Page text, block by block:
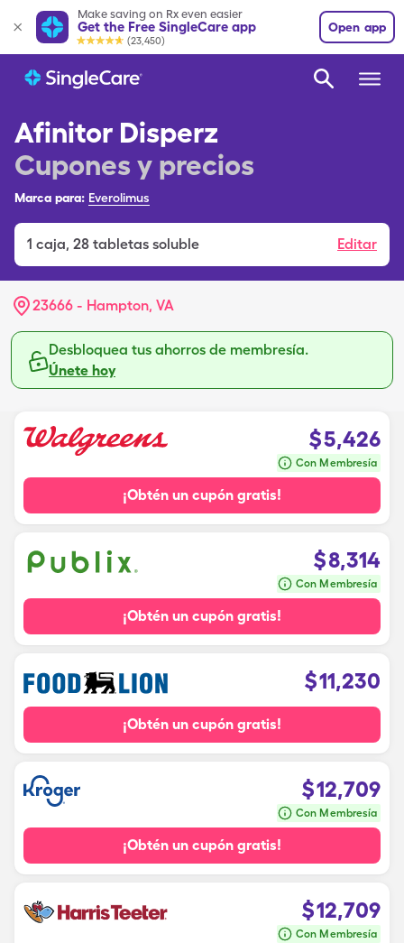
Make saving on Rx even easier
Get the Free SingleCare app
(23,450)
Open app
Afinitor Disperz
Cupones y precios
Marca para: Everolimus
1 caja, 28 tabletas soluble Editar
23666 - Hampton, VA
Desbloquea tus ahorros de membresía.
Únete hoy
$5,426
Con Membresía
¡Obtén un cupón gratis!
$8,314
Con Membresía
¡Obtén un cupón gratis!
$11,230
¡Obtén un cupón gratis!
$12,709
Con Membresía
¡Obtén un cupón gratis!
$12,709
Con Membresía